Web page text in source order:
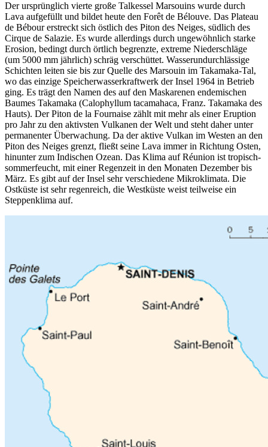
Der ursprünglich vierte große Talkessel Marsouins wurde durch
Lava aufgefüllt und bildet heute den Forêt de Bélouve. Das Plateau
de Bébour erstreckt sich östlich des Piton des Neiges, südlich des
Cirque de Salazie. Es wurde allerdings durch ungewöhnlich starke
Erosion, bedingt durch örtlich begrenzte, extreme Niederschläge
(um 5000 mm jährlich) schräg verschüttet. Wasserundurchlässige
Schichten leiten sie bis zur Quelle des Marsouin im Takamaka-Tal,
wo das einzige Speicherwasserkraftwerk der Insel 1964 in Betrieb
ging. Es trägt den Namen des auf den Maskarenen endemischen
Baumes Takamaka (Calophyllum tacamahaca, Franz. Takamaka des
Hauts). Der Piton de la Fournaise zählt mit mehr als einer Eruption
pro Jahr zu den aktivsten Vulkanen der Welt und steht daher unter
permanenter Überwachung. Da der aktive Vulkan im Westen an den
Piton des Neiges grenzt, fließt seine Lava immer in Richtung Osten,
hinunter zum Indischen Ozean. Das Klima auf Réunion ist tropisch-
sommerfeucht, mit einer Regenzeit in den Monaten Dezember bis
März. Es gibt auf der Insel sehr verschiedene Mikroklimata. Die
Ostküste ist sehr regenreich, die Westküste weist teilweise ein
Steppenklima auf.